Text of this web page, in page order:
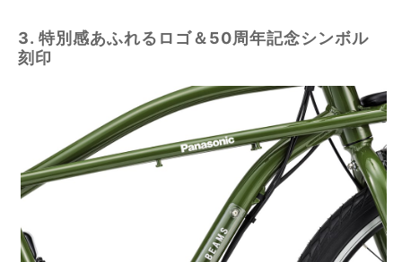
3. 特別感あふれるロゴ＆50周年記念シンボル
刻印